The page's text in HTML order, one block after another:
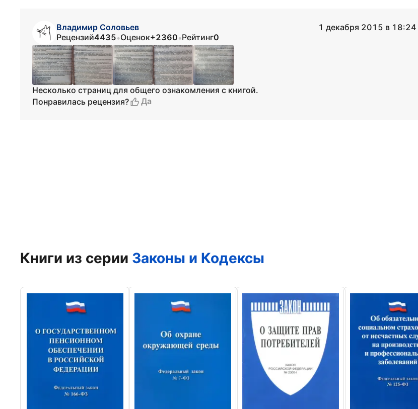
Владимир Соловьев
1 декабря 2015 в 18:24
Рецензий4435•Оценок+2360•Рейтинг0
Несколько страниц для общего ознакомления с книгой.
Понравилась рецензия?
Да
Книги из серии Законы и Кодексы